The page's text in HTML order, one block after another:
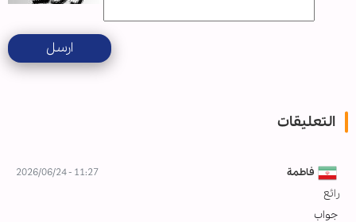
ارسل
التعليقات
فاطمة 11:27 - 2026/06/24
رائع
جواب